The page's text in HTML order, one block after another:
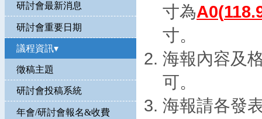
研討會最新消息
研討會重要日期
議程資訊▾
徵稿主題
研討會投稿系統
年會/研討會報名&收費
寸為A0(
寸。
海報內容及
可。
海報請各發